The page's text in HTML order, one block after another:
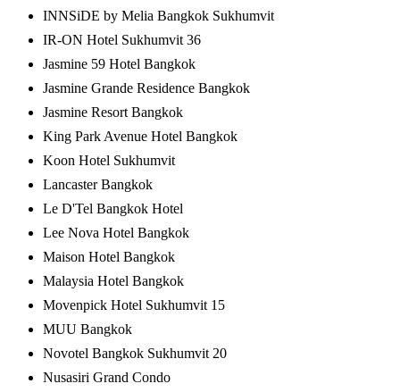
INNSiDE by Melia Bangkok Sukhumvit
IR-ON Hotel Sukhumvit 36
Jasmine 59 Hotel Bangkok
Jasmine Grande Residence Bangkok
Jasmine Resort Bangkok
King Park Avenue Hotel Bangkok
Koon Hotel Sukhumvit
Lancaster Bangkok
Le D'Tel Bangkok Hotel
Lee Nova Hotel Bangkok
Maison Hotel Bangkok
Malaysia Hotel Bangkok
Movenpick Hotel Sukhumvit 15
MUU Bangkok
Novotel Bangkok Sukhumvit 20
Nusasiri Grand Condo